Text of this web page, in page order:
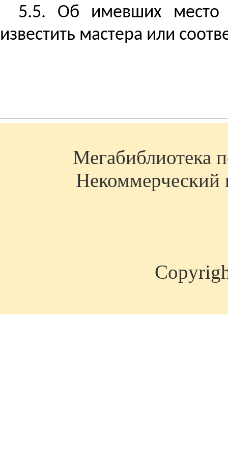
5.5. Об имевших место
известить мастера или
Мегабиблиотека
Некоммерческий